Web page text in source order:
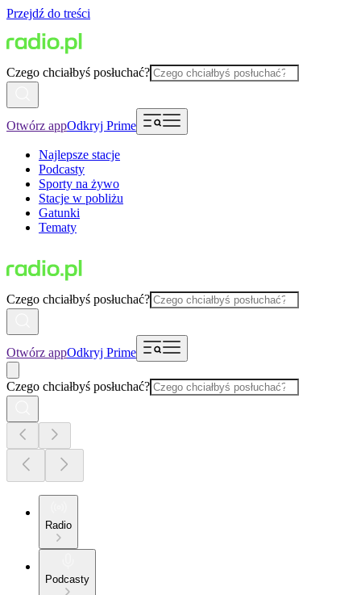
Przejdź do treści
Czego chciałbyś posłuchać?
Otwórz appOdkryj Prime
Najlepsze stacje
Podcasty
Sporty na żywo
Stacje w pobliżu
Gatunki
Tematy
Czego chciałbyś posłuchać?
Otwórz appOdkryj Prime
Czego chciałbyś posłuchać?
Radio
Podcasty